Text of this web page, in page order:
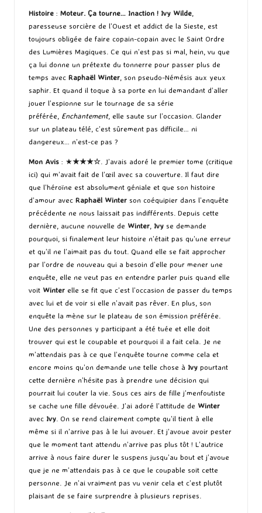
Histoire : Moteur. Ça tourne… Inaction ! Ivy Wilde,
paresseuse sorcière de l’Ouest et addict de la Sieste, est
toujours obligée de faire copain-copain avec le Saint Ordre
des Lumières Magiques. Ce qui n’est pas si mal, hein, vu que
ça lui donne un prétexte du tonnerre pour passer plus de
temps avec Raphaël Winter, son pseudo-Némésis aux yeux
saphir. Et quand il toque à sa porte en lui demandant d’aller
jouer l’espionne sur le tournage de sa série
préférée, Enchantement, elle saute sur l’occasion. Glander
sur un plateau télé, c’est sûrement pas difficile… ni
dangereux… n’est-ce pas ?
Mon Avis : ★★★★☆. J’avais adoré le premier tome (critique
ici) qui m’avait fait de l’œil avec sa couverture. Il faut dire
que l’héroïne est absolument géniale et que son histoire
d’amour avec Raphaël Winter son coéquipier dans l’enquête
précédente ne nous laissait pas indifférents. Depuis cette
dernière, aucune nouvelle de Winter, Ivy se demande
pourquoi, si finalement leur histoire n’était pas qu’une erreur
et qu’il ne l’aimait pas du tout. Quand elle se fait approcher
par l’ordre de nouveau qui a besoin d’elle pour mener une
enquête, elle ne veut pas en entendre parler puis quand elle
voit Winter elle se fit que c’est l’occasion de passer du temps
avec lui et de voir si elle n’avait pas rêver. En plus, son
enquête la mène sur le plateau de son émission préférée.
Une des personnes y participant a été tuée et elle doit
trouver qui est le coupable et pourquoi il a fait cela. Je ne
m’attendais pas à ce que l’enquête tourne comme cela et
encore moins qu’on demande une telle chose à Ivy pourtant
cette dernière n’hésite pas à prendre une décision qui
pourrait lui couter la vie. Sous ces airs de fille j’menfoutiste
se cache une fille dévouée. J’ai adoré l’attitude de Winter
avec Ivy. On se rend clairement compte qu’il tient à elle
même si il n’arrive pas à le lui avouer. Et j’avoue avoir pester
que le moment tant attendu n’arrive pas plus tôt ! L’autrice
arrive à nous faire durer le suspens jusqu’au bout et j’avoue
que je ne m’attendais pas à ce que le coupable soit cette
personne. Je n’ai vraiment pas vu venir cela et c’est plutôt
plaisant de se faire surprendre à plusieurs reprises.